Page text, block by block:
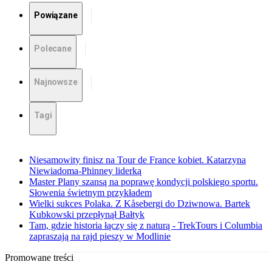
Powiązane
Polecane
Najnowsze
Tagi
Niesamowity finisz na Tour de France kobiet. Katarzyna
Niewiadoma-Phinney liderką
Master Plany szansą na poprawę kondycji polskiego sportu.
Słowenia świetnym przykładem
Wielki sukces Polaka. Z Kåsebergi do Dziwnowa. Bartek
Kubkowski przepłynął Bałtyk
Tam, gdzie historia łączy się z naturą - TrekTours i Columbia
zapraszają na rajd pieszy w Modlinie
Promowane treści